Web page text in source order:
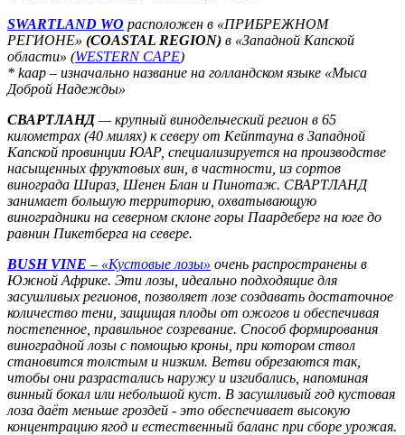
SWARTLAND WO расположен в «ПРИБРЕЖНОМ
РЕГИОНЕ» (COASTAL REGION) в «Западной Капской
области» (WESTERN CAPE)
* kaap – изначально название на голландском языке «Мыса
Доброй Надежды»
СВАРТЛАНД— крупный винодельческий регион в 65
километрах (40 милях) к северу от Кейптауна в Западной
Капской провинции ЮАР, специализируется на производстве
насыщенных фруктовых вин, в частности, из сортов
винограда Шираз, Шенен Блан и Пинотаж. СВАРТЛАНД
занимает большую территорию, охватывающую
виноградники на северном склоне горы Паардеберг на юге до
равнин Пикетберга на севере.
BUSH VINE – «Кустовые лозы» очень распространены в
Южной Африке. Эти лозы, идеально подходящие для
засушливых регионов, позволяет лозе создавать достаточное
количество тени, защищая плоды от ожогов и обеспечивая
постепенное, правильное созревание. Способ формирования
виноградной лозы с помощью кроны, при котором ствол
становится толстым и низким. Ветви обрезаются так,
чтобы они разрастались наружу и изгибались, напоминая
винный бокал или небольшой куст. В засушливый год кустовая
лоза даёт меньше гроздей - это обеспечивает высокую
концентрацию ягод и естественный баланс при сборе урожая.